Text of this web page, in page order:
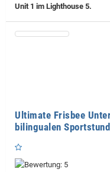
Unit 1 im Lighthouse 5.
Ultimate Frisbee
bilingualen